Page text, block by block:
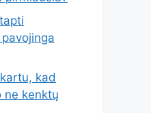
kad
ne kenktų